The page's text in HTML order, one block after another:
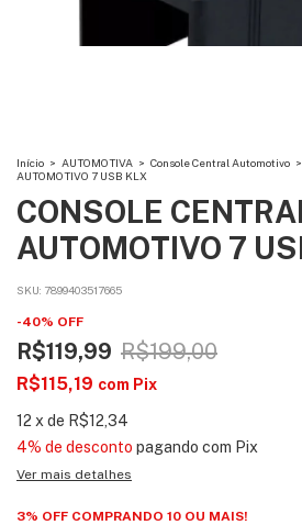
Início > AUTOMOTIVA > Console Central Automotivo >
AUTOMOTIVO 7 USB KLX
CONSOLE
AUTOMOTIVO 7
SKU: 7899403517665
-40% OFF
R$119,99 R$199,00
R$115,19 com Pix
12 x de R$12,34
4% de desconto pagando com Pix
Ver mais detalhes
3% OFF COMPRANDO 10 OU MAIS!